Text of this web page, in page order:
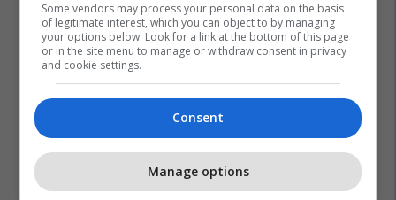
Some vendors may process your personal data on the basis
of legitimate interest, which you can object to by managing
your options below. Look for a link at the bottom of this page
or in the site menu to manage or withdraw consent in privacy
and cookie settings.
Consent
Manage options